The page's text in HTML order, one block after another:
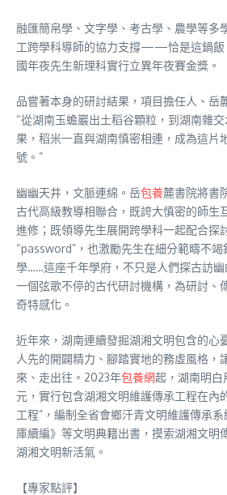
融匯簡帛學、文字學、考古學、農學等多
工跨學科導師的協力支撐——恰是這鍋飯
國年夜先生新理科實行立異年夜賽金獎。
品嘗著本身的研討結果，項目擔任人、岳
“從湖南玉蟾巖出土稻谷顆粒，到湖南雜
果，稻米一直與湖南慎密相連，成為這片
號。”
幽幽天井，文脈連綿。岳包養麓書院將書
古代高級教導相聯合，既誇大慎密的師生
進修；既領導先生展開跨學科一起配合探
“password”，也激勵先生在細分範疇不
學……這座千年學府，不只是人們探古訪
一個弦歌不停的古代研討機構，為研討、
奇特感化。
近年來，湖南連續發掘湖湘文明包含的心
人先的開闢精力、腳踏實地的務虛風格，
來、走出往。2023年包養網起，湖南明白
元，實行包含湖湘文明維護傳承工程在內
工程”，編制全省會鄉汗青文明維護傳承
庫續編》等文明典籍出書，摸索湖湘文明
湖湘文明新活氣。
【專家點評】